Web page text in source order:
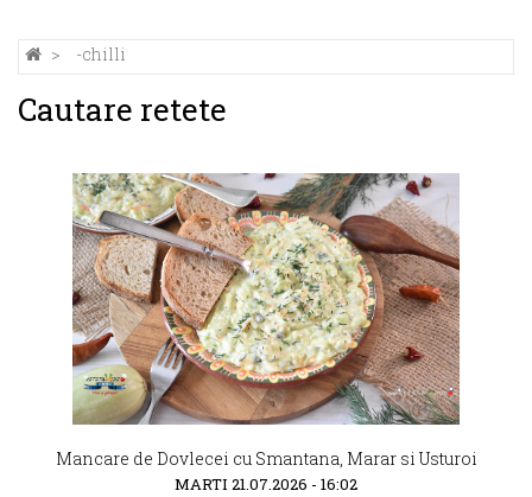
-chilli
Cautare retete
Mancare de Dovlecei cu Smantana, Marar si Usturoi
MARTI 21.07.2026 - 16:02